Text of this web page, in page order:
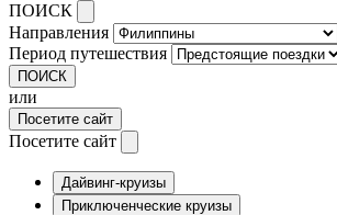
ПОИСК
Направления
Период путешествия
ПОИСК
или
Посетите сайт
Посетите сайт
Дайвинг-круизы
Приключенческие круизы